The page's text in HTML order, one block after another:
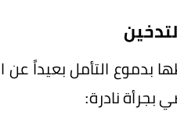
التأمل بعيداً عن
بجرأة نادرة: